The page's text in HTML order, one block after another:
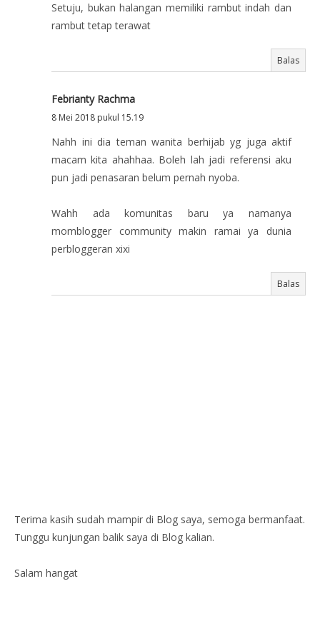
Setuju, bukan halangan memiliki rambut indah dan
rambut tetap terawat
Balas
Febrianty Rachma
8 Mei 2018 pukul 15.19
Nahh ini dia teman wanita berhijab yg juga aktif
macam kita ahahhaa. Boleh lah jadi referensi aku
pun jadi penasaran belum pernah nyoba.
Wahh ada komunitas baru ya namanya
momblogger community makin ramai ya dunia
perbloggeran xixi
Balas
Terima kasih sudah mampir di Blog saya, semoga bermanfaat.
Tunggu kunjungan balik saya di Blog kalian.
Salam hangat